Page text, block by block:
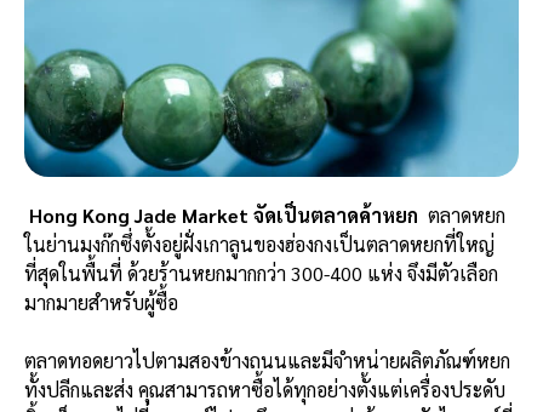
Hong Kong Jade Market จัดเป็นตลาดค้าหยก ตลาดหยก
ในย่านมงก๊กซึ่งตั้งอยู่ฝั่งเกาลูนของฮ่องกงเป็นตลาดหยกที่ใหญ่
ที่สุดในพื้นที่ ด้วยร้านหยกมากกว่า 300-400 แห่ง จึงมีตัวเลือก
มากมายสำหรับผู้ซื้อ
ตลาดทอดยาวไปตามสองข้างถนนและมีจำหน่ายผลิตภัณฑ์หยก
ทั้งปลีกและส่ง คุณสามารถหาซื้อได้ทุกอย่างตั้งแต่เครื่องประดับ